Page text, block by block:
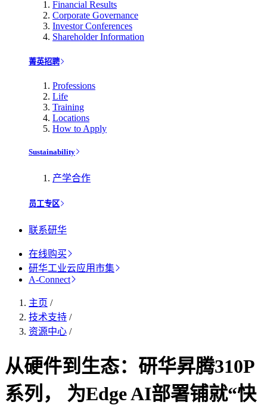
Financial Results
Corporate Governance
Investor Conferences
Shareholder Information
菁英招聘
Professions
Life
Training
Locations
How to Apply
Sustainability
产学合作
员工专区
联系研华
在线购买
研华工业云应用市集
A-Connect
主页 /
技术支持 /
资源中心 /
从硬件到生态：研华昇腾310P
系列， 为Edge AI部署铺就“快